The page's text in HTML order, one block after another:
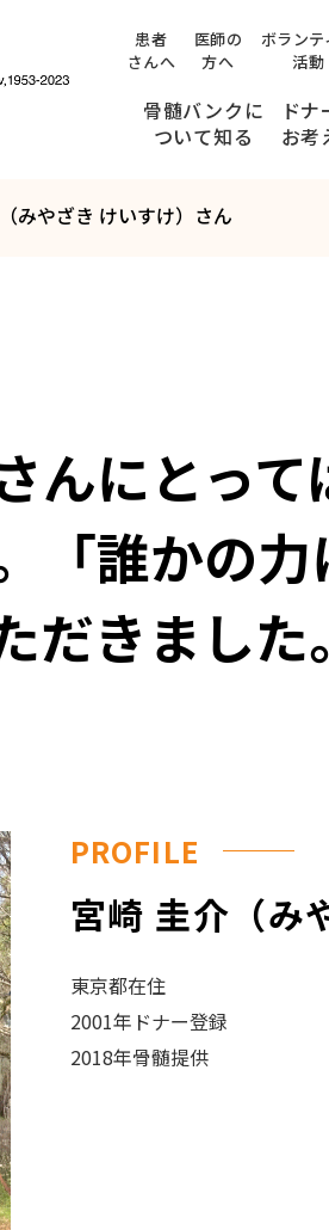
患者
さんへ
医師の
方へ
ボランテ
活動
骨髄バンクに
ついて知る
のストーリー
ドナ
お考
登録できる方の条件
提供について、
内容を十分に理解している方
供までのながれ
みやざき けいすけ）さん
んにとっ
「誰かの
きました。
PROFILE
宮崎 圭介（み
東京都在住
2001年ドナー登録
2018年骨髄提供